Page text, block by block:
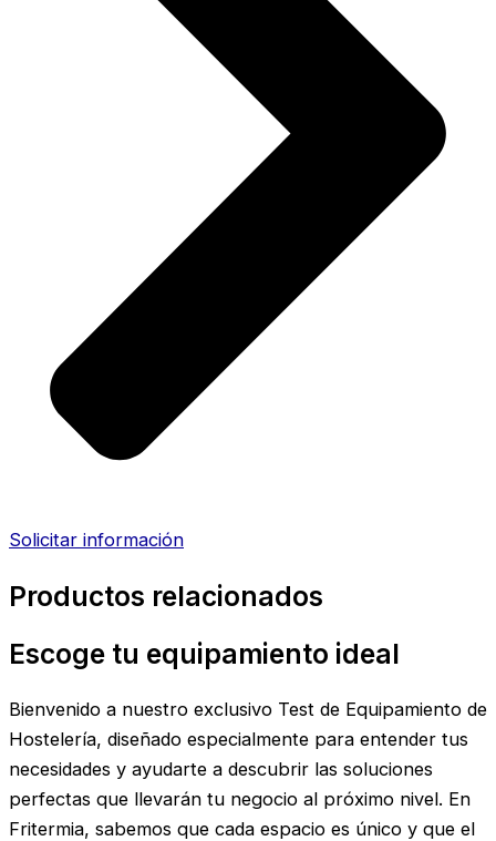
Solicitar información
Productos relacionados
Escoge tu equipamiento ideal
Bienvenido a nuestro exclusivo Test de Equipamiento de
Hostelería, diseñado especialmente para entender tus
necesidades y ayudarte a descubrir las soluciones
perfectas que llevarán tu negocio al próximo nivel. En
Fritermia, sabemos que cada espacio es único y que el